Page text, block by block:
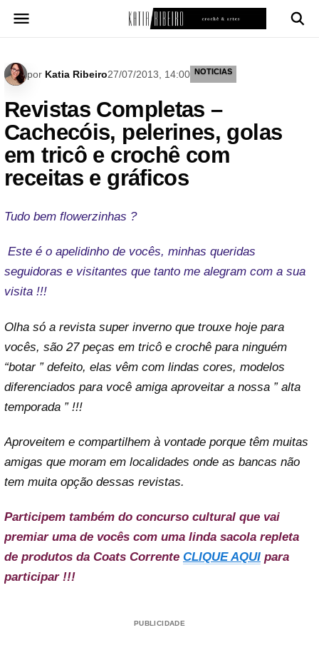
para
por Katia Ribeiro27/07/2013, 14:00 NOTICIAS
Revistas Completas –
Cachecóis, pelerines, golas
em tricô e crochê com
receitas e gráficos
Tudo bem flowerzinhas ?
Este é o apelidinho de vocês, minhas queridas
seguidoras e visitantes que tanto me alegram com a sua
visita !!!
Olha só a revista super inverno que trouxe hoje para
vocês, são 27 peças em tricô e crochê para ninguém
“botar ” defeito, elas vêm com lindas cores, modelos
diferenciados para você amiga aproveitar a nossa ” alta
temporada ” !!!
Aproveitem e compartilhem à vontade porque têm muitas
amigas que moram em localidades onde as bancas não
tem muita opção dessas revistas.
Participem também do concurso cultural que vai
premiar uma de vocês com uma linda sacola repleta
de produtos da Coats Corrente CLIQUE AQUI para
participar !!!
PUBLICIDADE